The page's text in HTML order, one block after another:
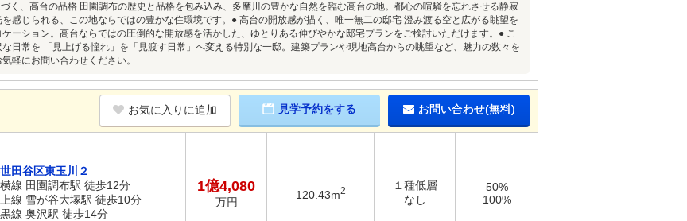
く、高台の品格 田園調布の歴史と品格を包み込み、多摩川の豊かな自然を臨む高台の地。都心の喧騒を忘れさせる静寂
感じられる、この地ならではの豊かな住環境です。● 高台の開放感が描く、唯一無二の邸宅 澄み渡る空と広がる眺望を
ーション。高台ならではの圧倒的な開放感を活かした、ゆとりある伸びやかな邸宅プランをご検討いただけます。● こ
日常を 「見上げる憧れ」を「見渡す日常」へ変える特別な一邸。建築プランや現地高台からの眺望など、魅力の数々を
軽にお問い合わせください。
お気に入りに追加 見学予約をする お問い合わせ(無料)
田谷区東玉川２
線 田園調布駅 徒歩12分
線 雪が谷大塚駅 徒歩10分
線 奥沢駅 徒歩14分
1億4,080
万円
120.43m2
１種低層
なし
50%
100%